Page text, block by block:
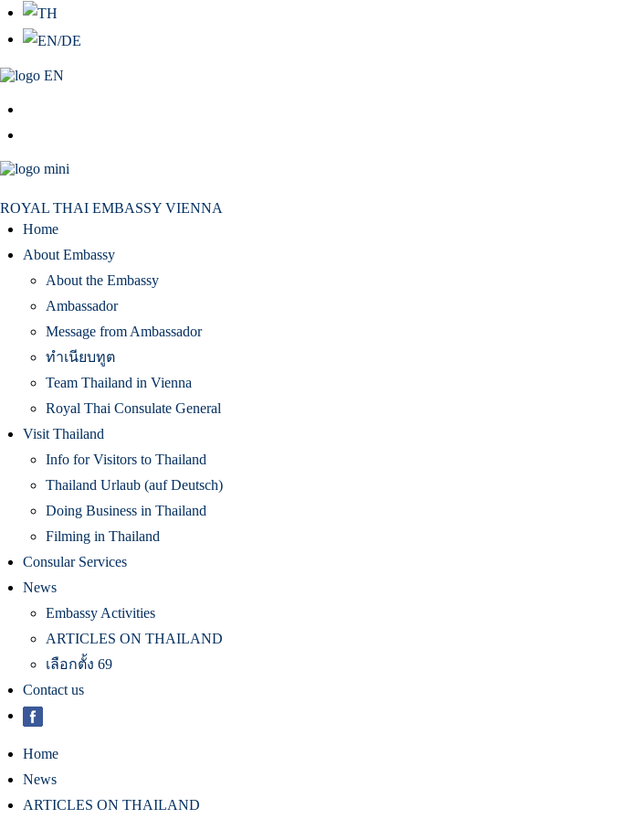
ROYAL THAI EMBASSY VIENNA
Home
About Embassy
About the Embassy
Ambassador
Message from Ambassador
ทำเนียบทูต
Team Thailand in Vienna
Royal Thai Consulate General
Visit Thailand
Info for Visitors to Thailand
Thailand Urlaub (auf Deutsch)
Doing Business in Thailand
Filming in Thailand
Consular Services
News
Embassy Activities
ARTICLES ON THAILAND
เลือกตั้ง 69
Contact us
Home
News
ARTICLES ON THAILAND